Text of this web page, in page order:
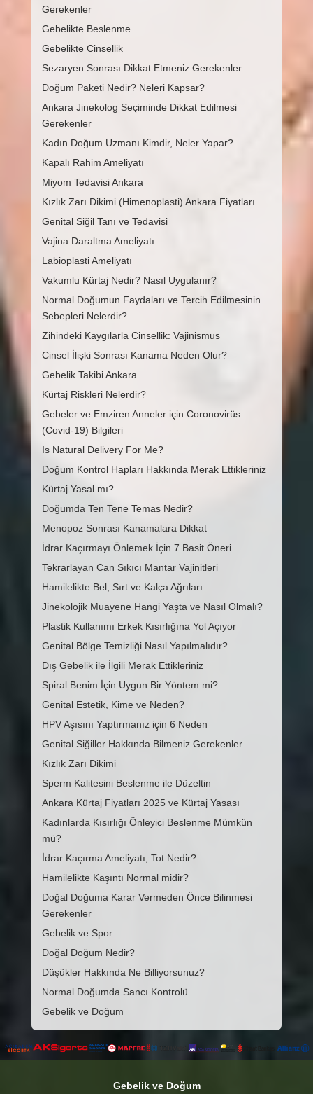
Gerekenler
Gebelikte Beslenme
Gebelikte Cinsellik
Sezaryen Sonrası Dikkat Etmeniz Gerekenler
Doğum Paketi Nedir? Neleri Kapsar?
Ankara Jinekolog Seçiminde Dikkat Edilmesi
Gerekenler
Kadın Doğum Uzmanı Kimdir, Neler Yapar?
Kapalı Rahim Ameliyatı
Miyom Tedavisi Ankara
Kızlık Zarı Dikimi (Himenoplasti) Ankara Fiyatları
Genital Siğil Tanı ve Tedavisi
Vajina Daraltma Ameliyatı
Labioplasti Ameliyatı
Vakumlu Kürtaj Nedir? Nasıl Uygulanır?
Normal Doğumun Faydaları ve Tercih Edilmesinin
Sebepleri Nelerdir?
Zihindeki Kaygılarla Cinsellik: Vajinismus
Cinsel İlişki Sonrası Kanama Neden Olur?
Gebelik Takibi Ankara
Kürtaj Riskleri Nelerdir?
Gebeler ve Emziren Anneler için Coronovirüs
(Covid-19) Bilgileri
Is Natural Delivery For Me?
Doğum Kontrol Hapları Hakkında Merak Ettikleriniz
Kürtaj Yasal mı?
Doğumda Ten Tene Temas Nedir?
Menopoz Sonrası Kanamalara Dikkat
İdrar Kaçırmayı Önlemek İçin 7 Basit Öneri
Tekrarlayan Can Sıkıcı Mantar Vajinitleri
Hamilelikte Bel, Sırt ve Kalça Ağrıları
Jinekolojik Muayene Hangi Yaşta ve Nasıl Olmalı?
Plastik Kullanımı Erkek Kısırlığına Yol Açıyor
Genital Bölge Temizliği Nasıl Yapılmalıdır?
Dış Gebelik ile İlgili Merak Ettikleriniz
Spiral Benim İçin Uygun Bir Yöntem mi?
Genital Estetik, Kime ve Neden?
HPV Aşısını Yaptırmanız için 6 Neden
Genital Siğiller Hakkında Bilmeniz Gerekenler
Kızlık Zarı Dikimi
Sperm Kalitesini Beslenme ile Düzeltin
Ankara Kürtaj Fiyatları 2025 ve Kürtaj Yasası
Kadınlarda Kısırlığı Önleyici Beslenme Mümkün
mü?
İdrar Kaçırma Ameliyatı, Tot Nedir?
Hamilelikte Kaşıntı Normal midir?
Doğal Doğuma Karar Vermeden Önce Bilinmesi
Gerekenler
Gebelik ve Spor
Doğal Doğum Nedir?
Düşükler Hakkında Ne Billiyorsunuz?
Normal Doğumda Sancı Kontrolü
Gebelik ve Doğum
Gebelik ve Doğum